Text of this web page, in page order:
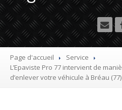
Camion
et Poids Lourd
Utilitaire
Démolisseuragrée VHU
Mettreà la casse sa voiture
Page d'accueil
Service
L’Epaviste Pro 77 intervient de
d’enlever votre véhicule à Bréau (77)